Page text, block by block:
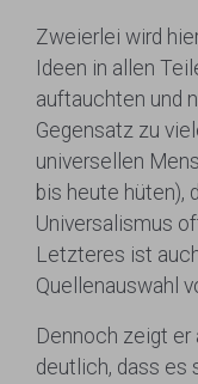
Zweierlei wird
Ideen in allen
auftauchten und
Gegensatz zu
universellen
bis heute hüten),
Universalismus
Letzteres ist
Quellenauswahl
Dennoch zeigt er
deutlich, dass es